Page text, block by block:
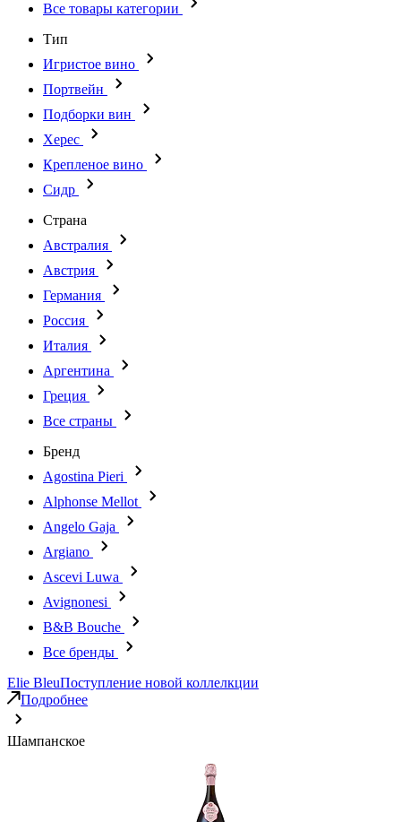
Все товары категории
Тип
Игристое вино
Портвейн
Подборки вин
Херес
Крепленое вино
Сидр
Страна
Австралия
Австрия
Германия
Россия
Италия
Аргентина
Греция
Все страны
Бренд
Agostina Pieri
Alphonse Mellot
Angelo Gaja
Argiano
Ascevi Luwa
Avignonesi
B&B Bouche
Все бренды
Elie BleuПоступление новой коллелкции
Подробнее
Шампанское